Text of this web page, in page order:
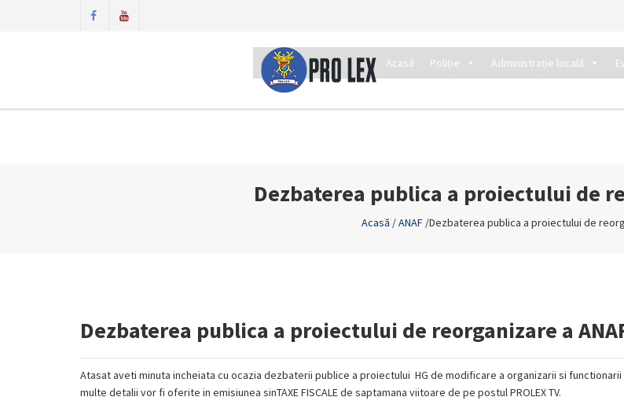
Acasă Poliție Administrație locală
Dezbaterea publica a proiectului de
Acasă /ANAF /Dezbaterea publica a proiectului de
Dezbaterea publica a proiectului de reorganizare a
Atasat aveti minuta incheiata cu ocazia dezbaterii publice a proiectului HG de modificare a organizarii si functionarii
multe detalii vor fi oferite in emisiunea sinTAXE FISCALE de saptamana viitoare de pe postul PROLEX TV.